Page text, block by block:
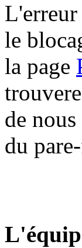
L'erreur
le
la page
de
du